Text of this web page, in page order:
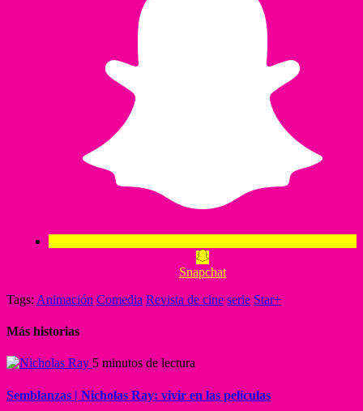
Snapchat
Tags: Animación Comedia Revista de cine serie Star+
Más historias
5 minutos de lectura
Semblanzas | Nicholas Ray: vivir en las películas